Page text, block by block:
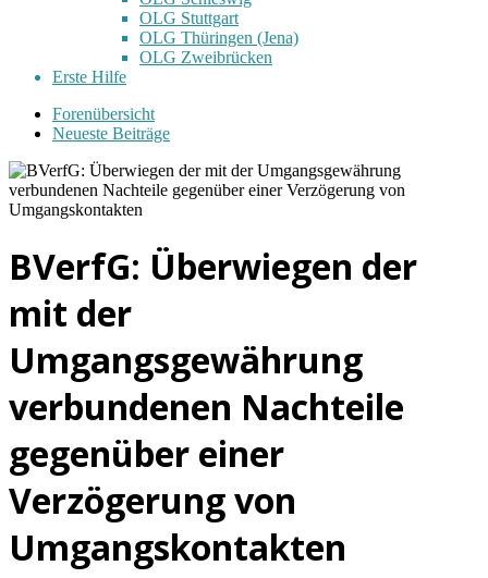
OLG Stuttgart
OLG Thüringen (Jena)
OLG Zweibrücken
Erste Hilfe
Forenübersicht
Neueste Beiträge
BVerfG: Überwiegen der
mit der
Umgangsgewährung
verbundenen Nachteile
gegenüber einer
Verzögerung von
Umgangskontakten